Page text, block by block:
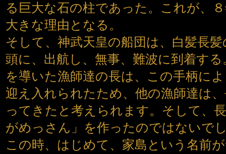
る巨大な石の柱であった。これが、
大きな理由となる。
そして、神武天皇の船団は、白髪長
頭に、出航し、無事、難波に到着す
を導いた漁師達の長は、この手柄に
迎え入れられたため、他の漁師達は
ってきたと考えられます。そして、
がめっさん」を作ったのではないで
この時、はじめて、家島という名前